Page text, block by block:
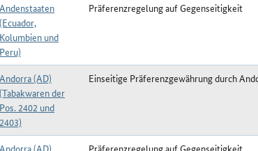
Andenstaaten
(Ecuador,
Kolumbien und
Peru)
Präferenzregelung auf Gegenseitigkeit
Andorra (AD)
(Tabakwaren der
Pos. 2402 und
2403)
Einseitige Präferenzgewährung durch
Andorra (AD)
Präferenzregelung auf Gegenseitigkeit